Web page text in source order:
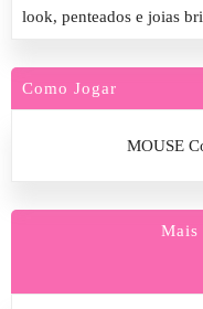
look, penteados e joias
Como Jogar
MOUSE
Mais